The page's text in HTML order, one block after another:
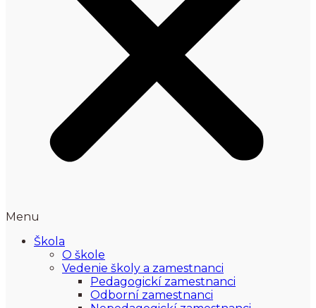
Menu
Škola
O škole
Vedenie školy a zamestnanci
Pedagogickí zamestnanci
Odborní zamestnanci